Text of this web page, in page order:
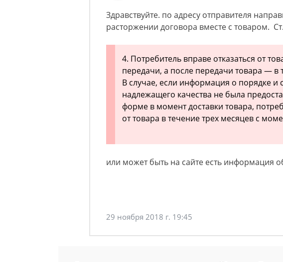
Здравствуйте. по адресу отправителя
расторжении договора вместе с товаром.
4. Потребитель вправе отказаться от
передачи, а после передачи товара — в
В случае, если информация о порядке и
надлежащего качества не была
форме в момент доставки товара,
от товара в течение трех месяцев с
или может быть на сайте есть информация
29 ноября 2018 г. 19:45